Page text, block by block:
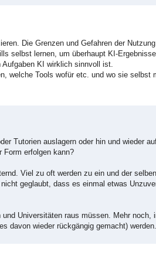
Die Grenzen und Gefahren der
selbst lernen, um überhaupt KI-
Aufgaben KI wirklich sinnvoll ist.
welche Tools wofür etc. und wo sie
Tutorien auslagern oder hin und wieder
Form erfolgen kann?
Viel zu oft werden zu ein und der
geglaubt, dass es einmal etwas
Universitäten raus müssen. Mehr
davon wieder rückgängig gemacht) werden.